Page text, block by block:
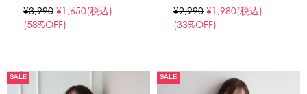
¥3,990 ¥1,650(税込)
(58%OFF)
¥2,990 ¥1,980(税込)
(33%OFF)
SALE SALE